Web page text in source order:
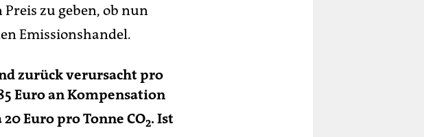
Preis zu geben, ob nun
Emissionshandel.
zurück verursacht pro
Euro an Kompensation
Euro pro Tonne CO2. Ist